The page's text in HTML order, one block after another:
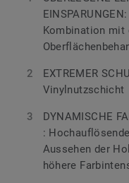
Kombination mit
EXTREMER
Vinylnutzschicht
DYNAMISCHE
:
Aussehen der
höhere